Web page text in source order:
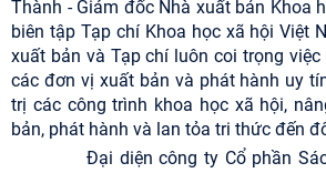
Thành - Giám đốc Nhà xuất bản Khoa
biên tập Tạp chí Khoa học xã hội Việt
xuất bản và Tạp chí luôn coi trọng
các đơn vị xuất bản và phát hành uy
trị các công trình khoa học xã hội,
bản, phát hành và lan tỏa tri thức đến
Đại diện công ty Cổ phần